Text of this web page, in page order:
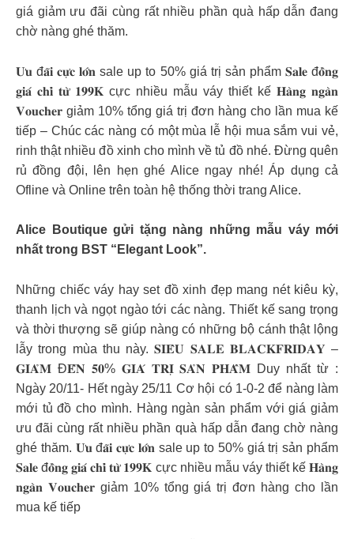
giá giảm ưu đãi cùng rất nhiều phần quà hấp dẫn đang
chờ nàng ghé thăm.
𝐔̛𝐮 đ𝐚̃𝐢 𝐜𝐮̛̣𝐜 𝐥𝐨̛́𝐧 sale up to 50% giá trị sản phẩm 𝐒𝐚𝐥𝐞 đ𝐨̂̀𝐧𝐠
𝐠𝐢𝐚́ 𝐜𝐡𝐢̉ 𝐭𝐮̛̀ 𝟏𝟗𝟗𝐊 cực nhiều mẫu váy thiết kế 𝐇𝐚̀𝐧𝐠 𝐧𝐠𝐚̀𝐧
𝐕𝐨𝐮𝐜𝐡𝐞𝐫 giảm 10% tổng giá trị đơn hàng cho lần mua kế
tiếp – Chúc các nàng có một mùa lễ hội mua sắm vui vẻ,
rinh thật nhiều đồ xinh cho mình về tủ đồ nhé. Đừng quên
rủ đồng đội, lên hẹn ghé Alice ngay nhé! Áp dụng cả
Ofline và Online trên toàn hệ thống thời trang Alice.
Alice Boutique gửi tặng nàng những mẫu váy mới
nhất trong BST “Elegant Look”.
Những chiếc váy hay set đồ xinh đẹp mang nét kiêu kỳ,
thanh lịch và ngọt ngào tới các nàng. Thiết kế sang trọng
và thời thượng sẽ giúp nàng có những bộ cánh thật lộng
lẫy trong mùa thu này. 𝐒𝐈𝐄̂𝐔 𝐒𝐀𝐋𝐄 𝐁𝐋𝐀𝐂𝐊𝐅𝐑𝐈𝐃𝐀𝐘 –
𝐆𝐈𝐀̉𝐌 Đ𝐄̂́𝐍 𝟓𝟎% 𝐆𝐈𝐀́ 𝐓𝐑𝐈̣ 𝐒𝐀̉𝐍 𝐏𝐇𝐀̂̉𝐌 Duy nhất từ :
Ngày 20/11- Hết ngày 25/11 Cơ hội có 1-0-2 để nàng làm
mới tủ đồ cho mình. Hàng ngàn sản phẩm với giá giảm
ưu đãi cùng rất nhiều phần quà hấp dẫn đang chờ nàng
ghé thăm. 𝐔̛𝐮 đ𝐚̃𝐢 𝐜𝐮̛̣𝐜 𝐥𝐨̛́𝐧 sale up to 50% giá trị sản phẩm
𝐒𝐚𝐥𝐞 đ𝐨̂̀𝐧𝐠 𝐠𝐢𝐚́ 𝐜𝐡𝐢̉ 𝐭𝐮̛̀ 𝟏𝟗𝟗𝐊 cực nhiều mẫu váy thiết kế 𝐇𝐚̀𝐧𝐠
𝐧𝐠𝐚̀𝐧 𝐕𝐨𝐮𝐜𝐡𝐞𝐫 giảm 10% tổng giá trị đơn hàng cho lần
mua kế tiếp